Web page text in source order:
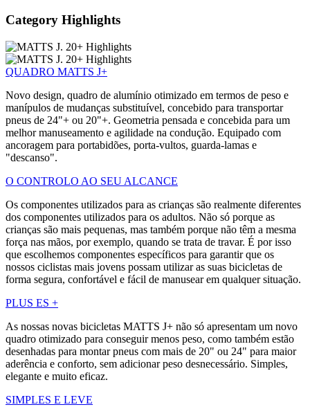
Category Highlights
QUADRO MATTS J+
Novo design, quadro de alumínio otimizado em termos de peso e
manípulos de mudanças substituível, concebido para transportar
pneus de 24"+ ou 20"+. Geometria pensada e concebida para um
melhor manuseamento e agilidade na condução. Equipado com
ancoragem para portabidões, porta-vultos, guarda-lamas e
"descanso".
O CONTROLO AO SEU ALCANCE
Os componentes utilizados para as crianças são realmente diferentes
dos componentes utilizados para os adultos. Não só porque as
crianças são mais pequenas, mas também porque não têm a mesma
força nas mãos, por exemplo, quando se trata de travar. É por isso
que escolhemos componentes específicos para garantir que os
nossos ciclistas mais jovens possam utilizar as suas bicicletas de
forma segura, confortável e fácil de manusear em qualquer situação.
PLUS ES +
As nossas novas bicicletas MATTS J+ não só apresentam um novo
quadro otimizado para conseguir menos peso, como também estão
desenhadas para montar pneus com mais de 20" ou 24" para maior
aderência e conforto, sem adicionar peso desnecessário. Simples,
elegante e muito eficaz.
SIMPLES E LEVE